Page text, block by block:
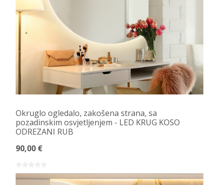
Okruglo ogledalo, zakošena strana, sa
pozadinskim osvjetljenjem - LED KRUG KOSO
ODREZANI RUB
90,00 €